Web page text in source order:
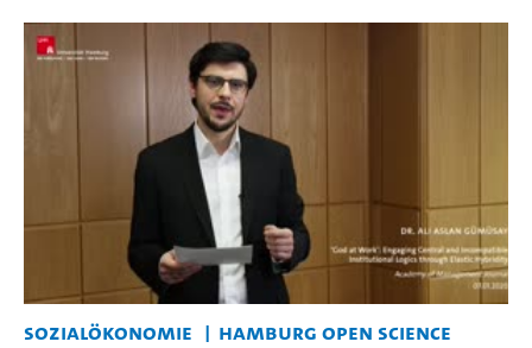
Sozialökonomie
Hamburg Open Science